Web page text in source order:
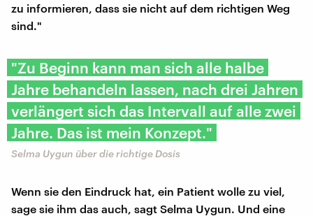
zu informieren, dass sie nicht auf dem richtigen Weg
sind."
"Zu Beginn kann man sich alle halbe
Jahre behandeln lassen, nach drei Jahren
verlängert sich das Intervall auf alle zwei
Jahre. Das ist mein Konzept."
Selma Uygun über die richtige Dosis
Wenn sie den Eindruck hat, ein Patient wolle zu viel,
sage sie ihm das auch, sagt Selma Uygun. Und eine